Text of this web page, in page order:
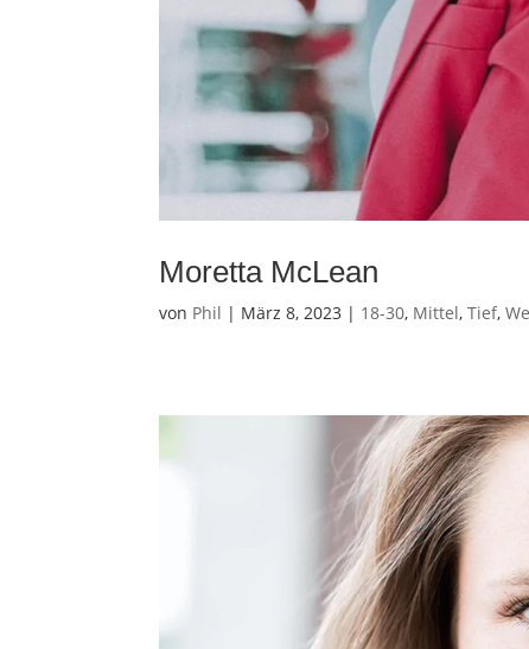
Moretta McLean
von Phil | März 8, 2023 | 18-30, Mittel,Tief,